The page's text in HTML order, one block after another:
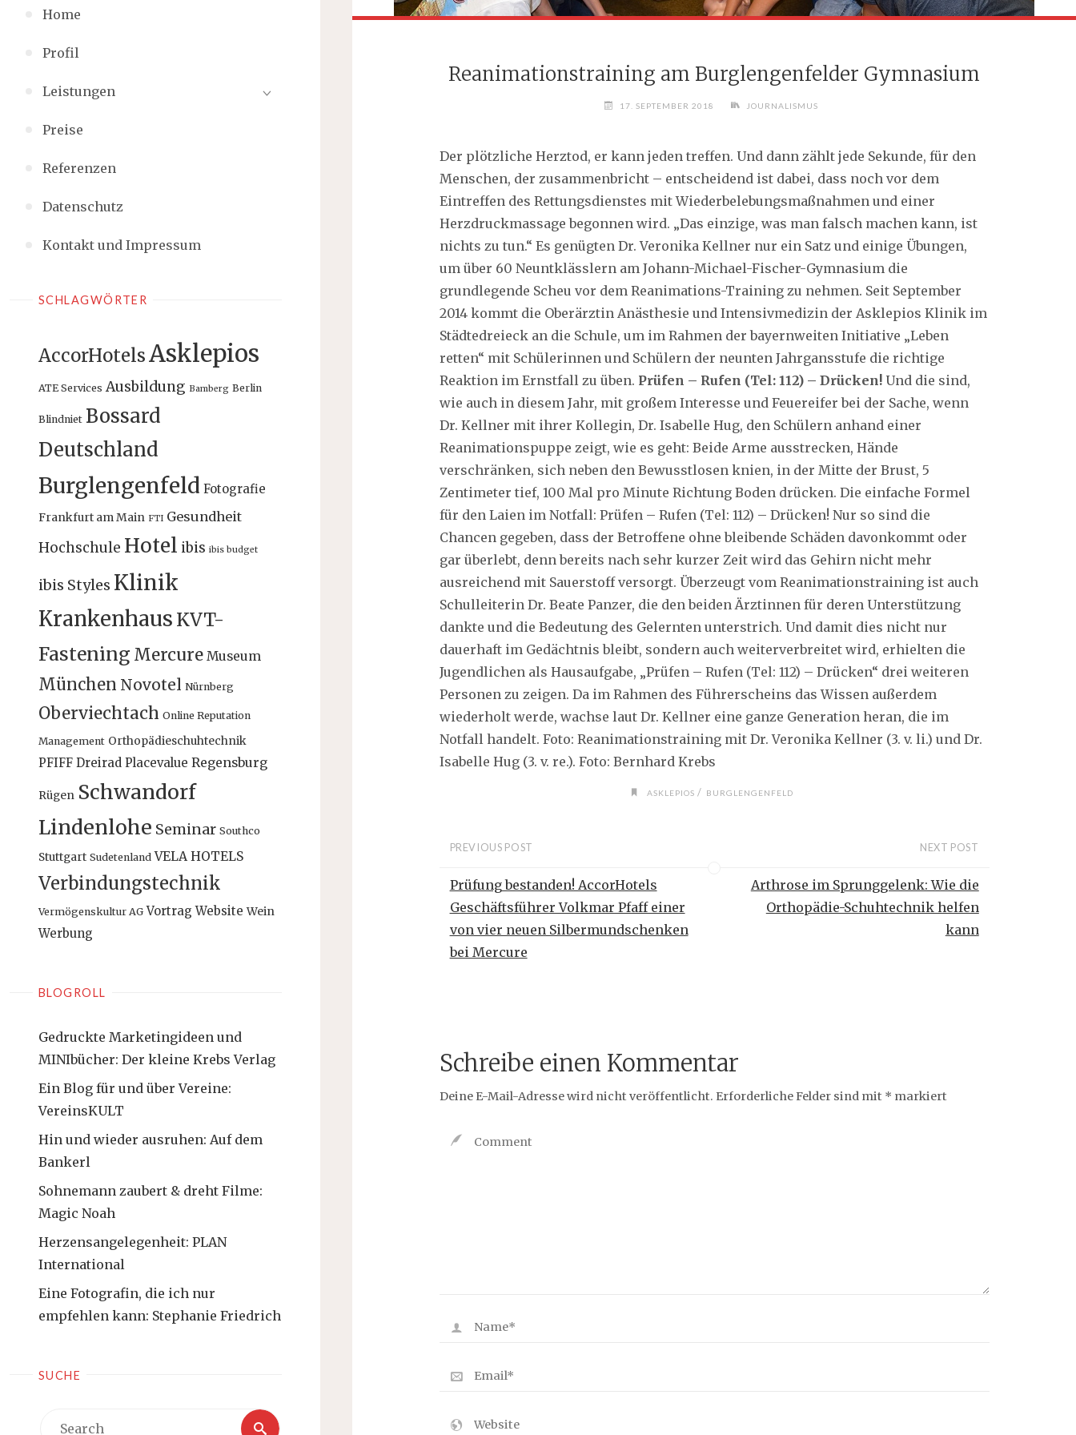
Home
Profil
Leistungen
Preise
Referenzen
Datenschutz
Kontakt und Impressum
SCHLAGWÖRTER
AccorHotelsAsklepios
ATE Services Ausbildung Bamberg Berlin
Blindniet Bossard
Deutschland
Burglengenfeld Fotografie
Frankfurt am Main FTI Gesundheit
Hochschule Hotel ibis ibis budget
ibis Styles Klinik
Krankenhaus KVT-
Fastening Mercure Museum
München Novotel Nürnberg
Oberviechtach Online Reputation
Management Orthopädieschuhtechnik
PFIFF Dreirad Placevalue Regensburg
Rügen Schwandorf
Lindenlohe Seminar Southco
Stuttgart Sudetenland VELA HOTELS
Verbindungstechnik
Vermögenskultur AG Vortrag Website Wein
Werbung
BLOGROLL
Gedruckte Marketingideen und
MINIbücher: Der kleine Krebs Verlag
Ein Blog für und über Vereine:
VereinsKULT
Hin und wieder ausruhen: Auf dem
Bankerl
Sohnemann zaubert & dreht Filme:
Magic Noah
Herzensangelegenheit: PLAN
International
Eine Fotografin, die ich nur
empfehlen kann: Stephanie Friedrich
SUCHE
Search
Reanimationstraining am Burglengenfelder Gymnasium
17. SEPTEMBER 2018 JOURNALISMUS
Der plötzliche Herztod, er kann jeden treffen. Und dann zählt jede Sekunde, für den
Menschen, der zusammenbricht – entscheidend ist dabei, dass noch vor dem
Eintreffen des Rettungsdienstes mit Wiederbelebungsmaßnahmen und einer
Herzdruckmassage begonnen wird. „Das einzige, was man falsch machen kann, ist
nichts zu tun.“ Es genügten Dr. Veronika Kellner nur ein Satz und einige Übungen,
um über 60 Neuntklässlern am Johann-Michael-Fischer-Gymnasium die
grundlegende Scheu vor dem Reanimations-Training zu nehmen. Seit September
2014 kommt die Oberärztin Anästhesie und Intensivmedizin der Asklepios Klinik im
Städtedreieck an die Schule, um im Rahmen der bayernweiten Initiative „Leben
retten“ mit Schülerinnen und Schülern der neunten Jahrgansstufe die richtige
Reaktion im Ernstfall zu üben. Prüfen – Rufen (Tel: 112) – Drücken!Und die sind,
wie auch in diesem Jahr, mit großem Interesse und Feuereifer bei der Sache, wenn
Dr. Kellner mit ihrer Kollegin, Dr. Isabelle Hug, den Schülern anhand einer
Reanimationspuppe zeigt, wie es geht: Beide Arme ausstrecken, Hände
verschränken, sich neben den Bewusstlosen knien, in der Mitte der Brust, 5
Zentimeter tief, 100 Mal pro Minute Richtung Boden drücken. Die einfache Formel
für den Laien im Notfall: Prüfen – Rufen (Tel: 112) – Drücken! Nur so sind die
Chancen gegeben, dass der Betroffene ohne bleibende Schäden davonkommt oder
gar überlebt, denn bereits nach sehr kurzer Zeit wird das Gehirn nicht mehr
ausreichend mit Sauerstoff versorgt. Überzeugt vom Reanimationstraining ist auch
Schulleiterin Dr. Beate Panzer, die den beiden Ärztinnen für deren Unterstützung
dankte und die Bedeutung des Gelernten unterstrich. Und damit dies nicht nur
dauerhaft im Gedächtnis bleibt, sondern auch weiterverbreitet wird, erhielten die
Jugendlichen als Hausaufgabe, „Prüfen – Rufen (Tel: 112) – Drücken“ drei weiteren
Personen zu zeigen. Da im Rahmen des Führerscheins das Wissen außerdem
wiederholt werde, wachse laut Dr. Kellner eine ganze Generation heran, die im
Notfall handelt. Foto: Reanimationstraining mit Dr. Veronika Kellner (3. v. li.) und Dr.
Isabelle Hug (3. v. re.). Foto: Bernhard Krebs
ASKLEPIOS / BURGLENGENFELD
PREVIOUS POST
Prüfung bestanden! AccorHotels
Geschäftsführer Volkmar Pfaff einer
von vier neuen Silbermundschenken
bei Mercure
NEXT POST
Arthrose im Sprunggelenk: Wie die
Orthopädie-Schuhtechnik helfen
kann
Schreibe einen Kommentar
Deine E-Mail-Adresse wird nicht veröffentlicht. Erforderliche Felder sind mit * markiert